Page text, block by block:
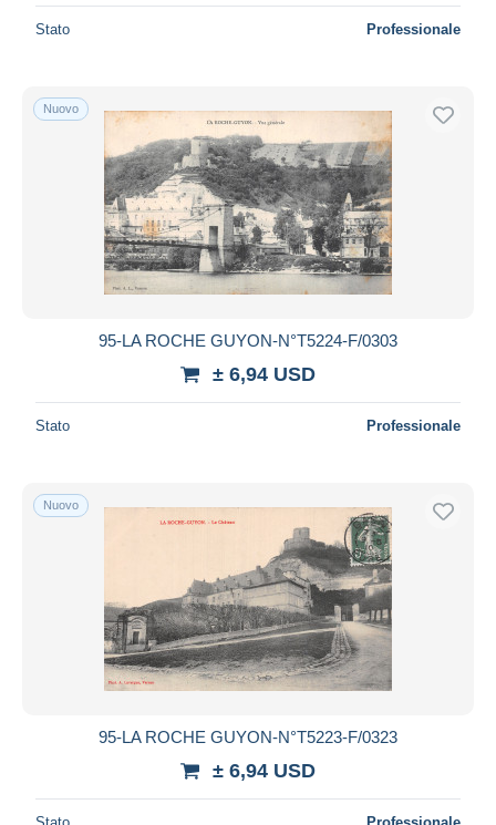
Stato Professionale
Nuovo
95-LA ROCHE GUYON-N°T5224-F/0303
± 6,94 USD
Stato Professionale
Nuovo
95-LA ROCHE GUYON-N°T5223-F/0323
± 6,94 USD